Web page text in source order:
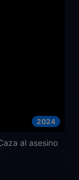
2024
al asesino